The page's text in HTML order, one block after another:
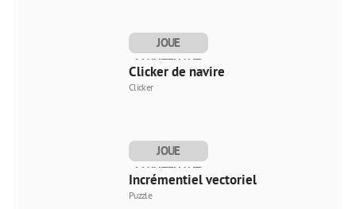
JOUE
MAINTENANT
Clicker de navire
Clicker
JOUE
MAINTENANT
Incrémentiel vectoriel
Puzzle